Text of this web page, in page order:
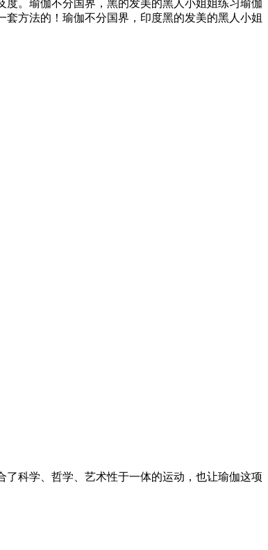
。瑜伽不分国界，黑的发美的黑人小姐姐练习瑜伽
方法的！瑜伽不分国界，印度黑的发美的黑人小姐
科学、哲学、艺术性于一体的运动，也让瑜伽这项